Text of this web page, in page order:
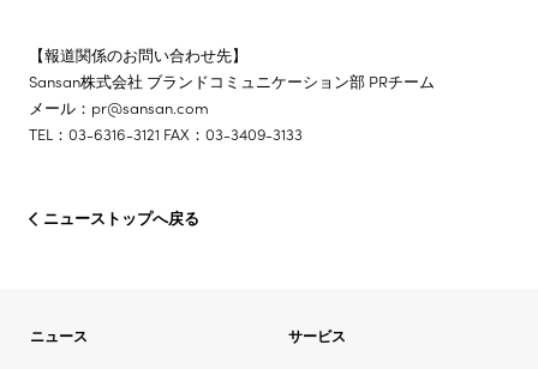
【報道関係のお問い合わせ先】
Sansan株式会社 ブランドコミュニケーション部 PRチーム
メール：pr@sansan.com
TEL：03-6316-3121 FAX：03-3409-3133
ニューストップへ戻る
ニュース サービス